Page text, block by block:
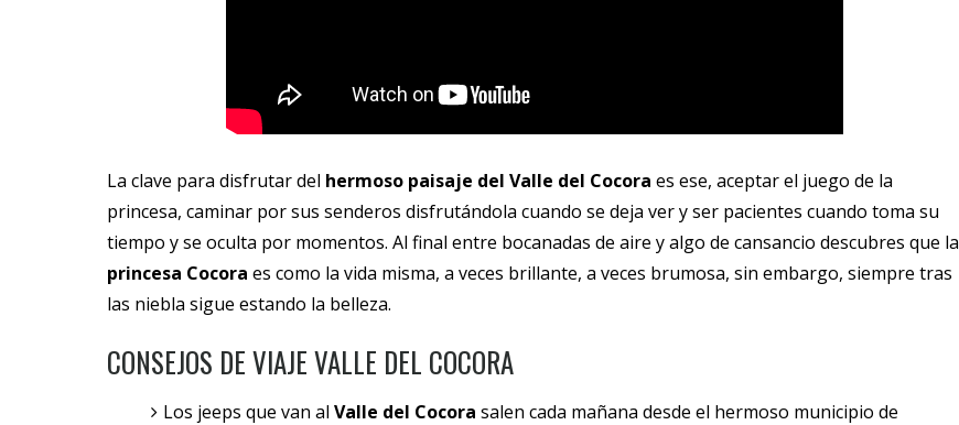
La clave para disfrutar del hermoso paisaje del Valle del Cocora es ese, aceptar el juego de la
princesa, caminar por sus senderos disfrutándola cuando se deja ver y ser pacientes cuando toma su
tiempo y se oculta por momentos. Al final entre bocanadas de aire y algo de cansancio descubres que la
princesa Cocora es como la vida misma, a veces brillante, a veces brumosa, sin embargo, siempre tras
las niebla sigue estando la belleza.
CONSEJOS DE VIAJE VALLE DEL COCORA
Los jeeps que van al Valle del Cocora salen cada mañana desde el hermoso municipio de